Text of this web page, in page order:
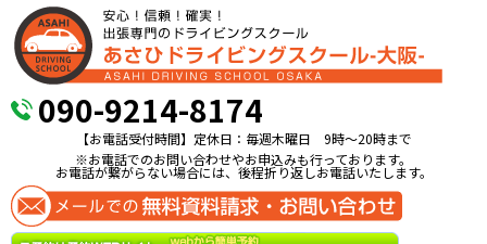
090-9214-8174
【お電話受付時間】定休日：毎週木曜日 9時〜20時まで
※お電話でのお問い合わせやお申込みも行っております。
お電話が繋がらない場合には、後程折り返しお電話いたします。